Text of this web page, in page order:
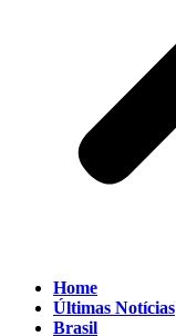
Home
Últimas Notícias
Brasil